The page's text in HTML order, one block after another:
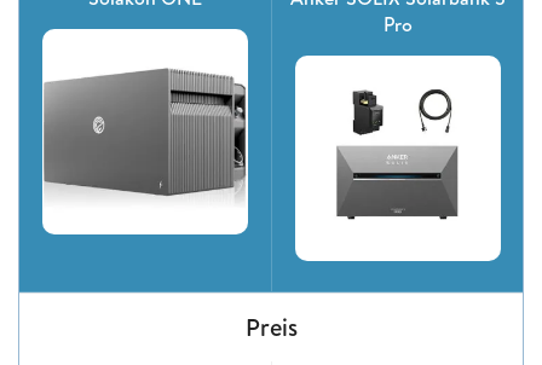
Pro
Preis